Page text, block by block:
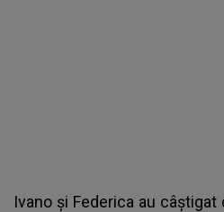
Ivano și Federica au